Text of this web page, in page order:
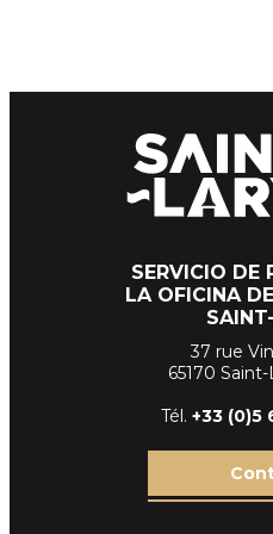
SERVICIO DE
LA OFICINA
37 rue
65170
Tél. +33 (0)5